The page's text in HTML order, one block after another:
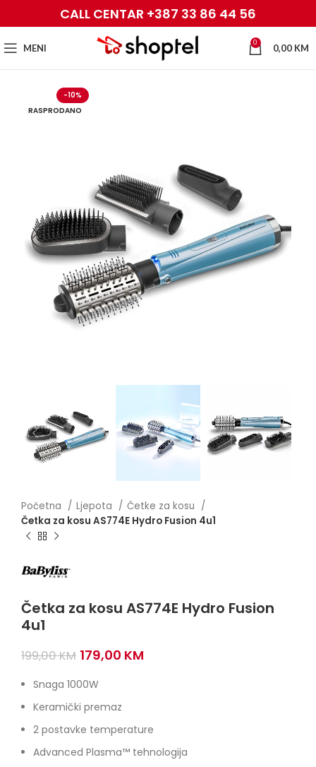
CALL CENTAR +387 33 86 44 56
MENI 0 0,00 KM
-10%
RASPRODANO
Početna Ljepota
Četke za kosu
Četka za kosu AS774E Hydro Fusion 4u1
Četka za kosu AS774E Hydro Fusion
4u1
199,00KM Original
was:
199,00 KM.
179,00 KM
Snaga 1000W
Keramički premaz
2 postavke temperature
Advanced Plasma™ tehnologija